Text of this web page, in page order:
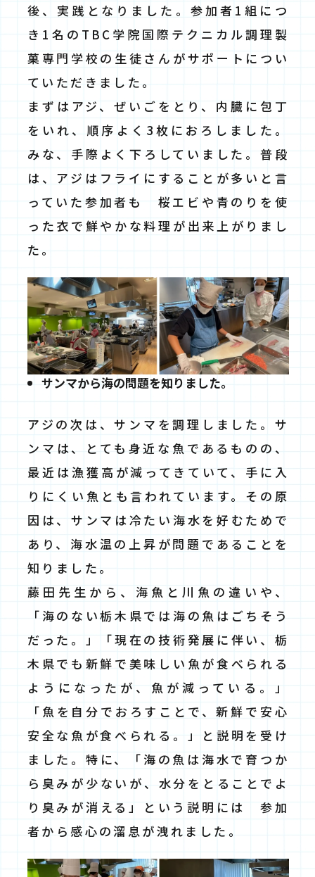
後、実践となりました。参加者1組につ
き1名のTBC学院国際テクニカル調理製
菓専門学校の生徒さんがサポートについ
ていただきました。
まずはアジ、ぜいごをとり、内臓に包丁
をいれ、順序よく3枚におろしました。
みな、手際よく下ろしていました。普段
は、アジはフライにすることが多いと言
っていた参加者も 桜エビや青のりを使
った衣で鮮やかな料理が出来上がりまし
た。
サンマから海の問題を知りました。
アジの次は、サンマを調理しました。サ
ンマは、とても身近な魚であるものの、
最近は漁獲高が減ってきていて、手に入
りにくい魚とも言われています。その原
因は、サンマは冷たい海水を好むためで
あり、海水温の上昇が問題であることを
知りました。
藤田先生から、海魚と川魚の違いや、
「海のない栃木県では海の魚はごちそう
だった。」「現在の技術発展に伴い、栃
木県でも新鮮で美味しい魚が食べられる
ようになったが、魚が減っている。」
「魚を自分でおろすことで、新鮮で安心
安全な魚が食べられる。」と説明を受け
ました。特に、「海の魚は海水で育つか
ら臭みが少ないが、水分をとることでよ
り臭みが消える」という説明には 参加
者から感心の溜息が洩れました。